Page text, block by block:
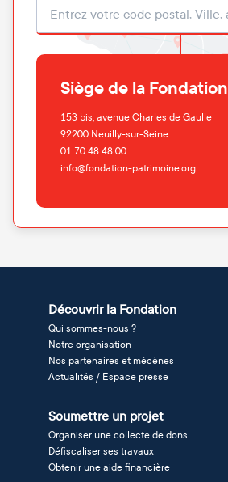
Localisation
Siège de la Fondation
153 bis, avenue Charles de Gaulle
92200 Neuilly-sur-Seine
01 70 48 48 00
info@fondation-patrimoine.org
Découvrir la Fondation
Qui sommes-nous ?
Notre organisation
Nos partenaires et mécènes
Actualités / Espace presse
Soumettre un projet
Organiser une collecte de dons
Défiscaliser ses travaux
Obtenir une aide financière